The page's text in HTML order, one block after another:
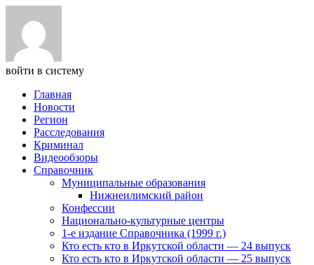
войти в систему
Главная
Новости
Регион
Расследования
Криминал
Видеообзоры
Справочник
Муниципальные образования
Нижнеилимский район
Конфессии
Национально-культурные центры
1-е издание Справочника (1999 г.)
Кто есть кто в Иркутской области — 24 выпуск
Кто есть кто в Иркутской области — 25 выпуск